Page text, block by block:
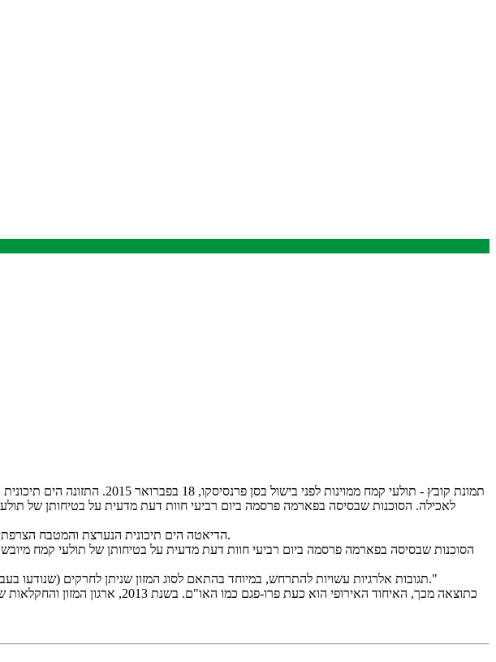
תמונת קובץ - תולעי קמח
לאכילה. הסוכנות שבסיסה בפארמה פרסמה ביום רביעי חוות דעת מדעית על בטיחותן של
רומא (AP) - הדיאטה הים תיכונית הנערצת והמטבח הצרפתי עומדים בפני תחרות מסוימת: הסוכנות לבטיחות המזון של האיחוד האירופי טוענת כי תולעים בטוחות לאכילה.
הסוכנות שבסיסה בפארמה פרסמה ביום רביעי חוות דעת מדעית על בטיחותן של תולעי קמח
תגובות אלרגיות עשויות להתרחש, במיוחד בהתאם לסוג המזון שניתן לחרקים (שנודעו בעבר כזחלים של תולעי קמח). אבל בסך הכל, "הפאנל הגיע למסקנה ש(המזון החדש) בטוח במינונים וברמות השימוש המומלצים."
כתוצאה מכך, האיחוד האירופי הוא